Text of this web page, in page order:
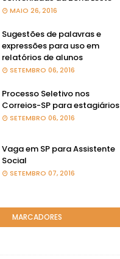
MAIO 26, 2016
Sugestões de palavras e
expressões para uso em
relatórios de alunos
SETEMBRO 06, 2016
Processo Seletivo nos
Correios-SP para estagiários
SETEMBRO 06, 2016
Vaga em SP para Assistente
Social
SETEMBRO 07, 2016
MARCADORES